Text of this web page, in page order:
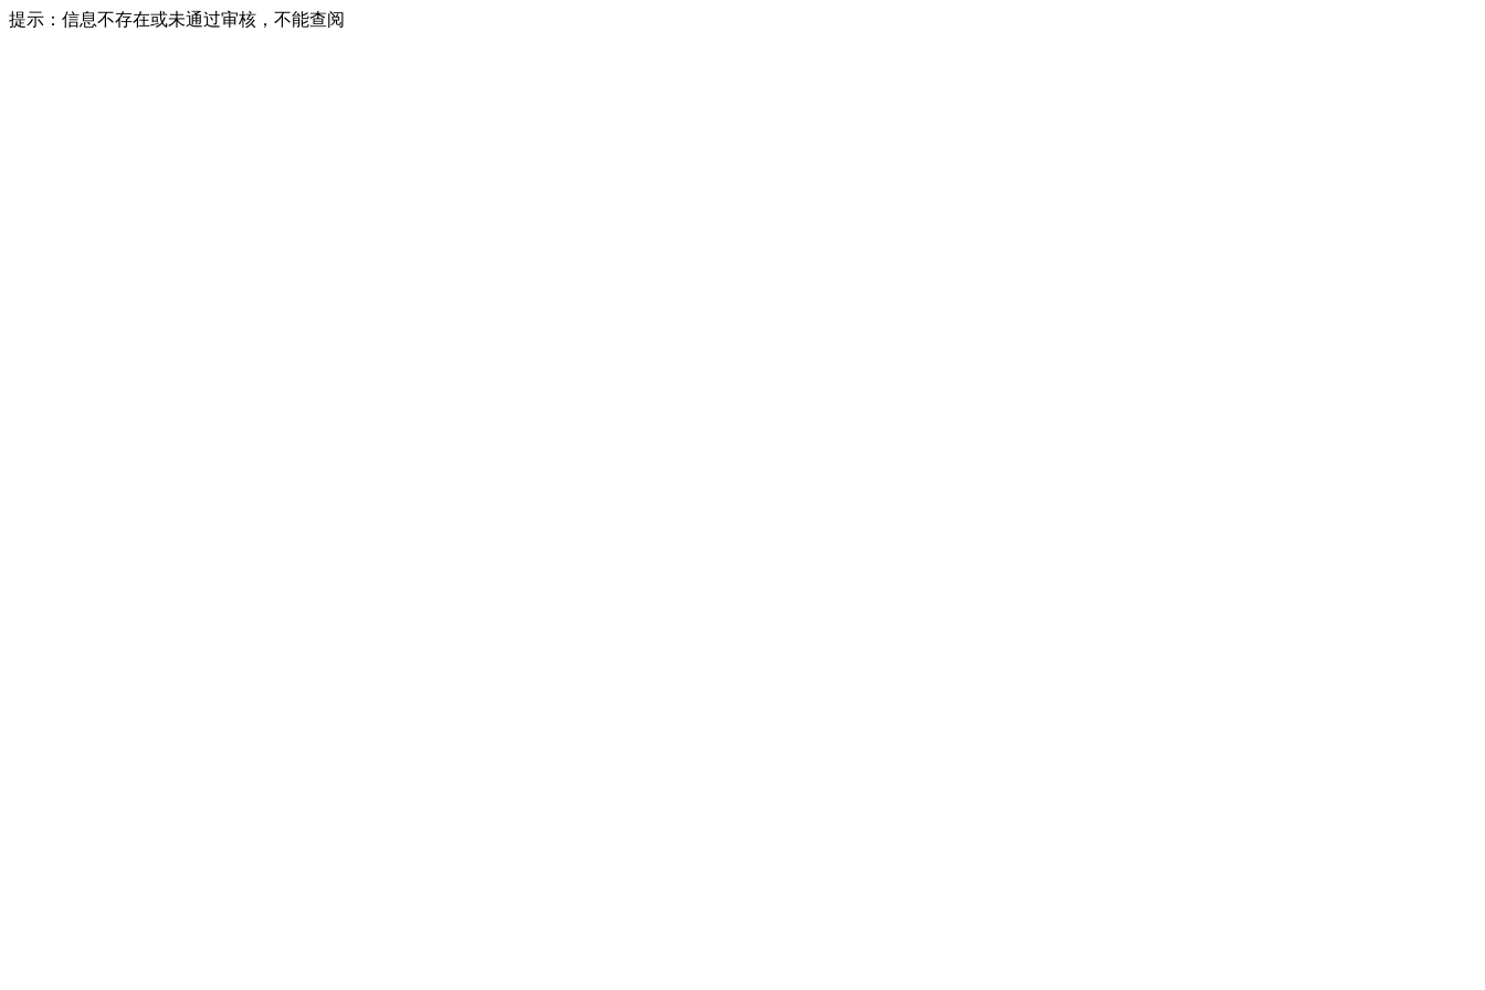
提示：信息不存在或未通过审核，不能查阅